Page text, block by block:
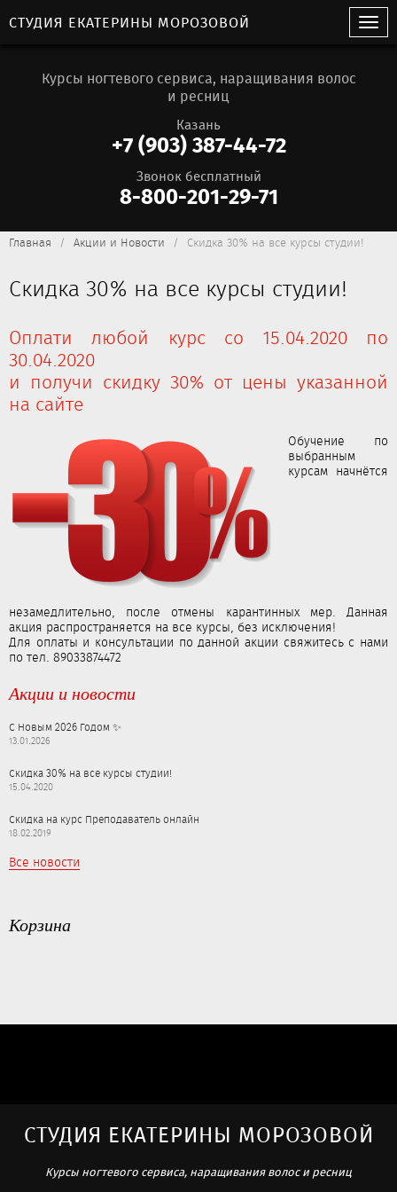
Курсы ногтевого сервиса, наращивания волос
и ресниц
Казань
+7 (903) 387-44-72
Звонок бесплатный
8-800-201-29-71
СТУДИЯ ЕКАТЕРИНЫ МОРОЗОВОЙ
Главная Акции и Новости Скидка 30% на все курсы студии!
Скидка 30% на все курсы студии!
Оплати любой курс со 15.04.2020 по
30.04.2020
и получи скидку 30% от цены указанной
на сайте
Обучение по
выбранным
курсам начнётся
незамедлительно, после отмены карантинных мер. Данная
акция распространяется на все курсы, без исключения!
Для оплаты и консультации по данной акции свяжитесь с нами
по тел. 89033874472
Акции и новости
С Новым 2026 Годом ✨
13.01.2026
Скидка 30% на все курсы студии!
15.04.2020
Скидка на курс Преподаватель онлайн
18.02.2019
Все новости
Корзина
СТУДИЯ ЕКАТЕРИНЫ МОРОЗОВОЙ
Курсы ногтевого сервиса, наращивания волос и ресниц